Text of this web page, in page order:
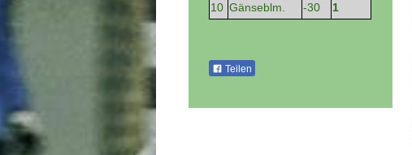
10 Gänseblm. -30 1
Teilen